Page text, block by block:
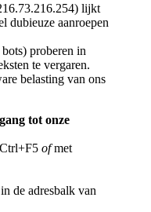
lijkt
dubieuze aanroepen
proberen in
te vergaren.
belasting van ons
tot onze
ofmet
de adresbalk van